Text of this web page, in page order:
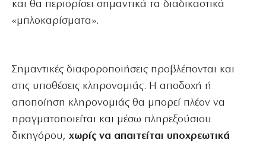
και θα περιορίσει σημαντικά τα διαδικαστικά
«μπλοκαρίσματα».
Σημαντικές διαφοροποιήσεις προβλέπονται και
στις υποθέσεις κληρονομιάς. Η αποδοχή ή
αποποίηση κληρονομιάς θα μπορεί πλέον να
πραγματοποιείται και μέσω πληρεξούσιου
δικηγόρου, χωρίς να απαιτείται υποχρεωτικά